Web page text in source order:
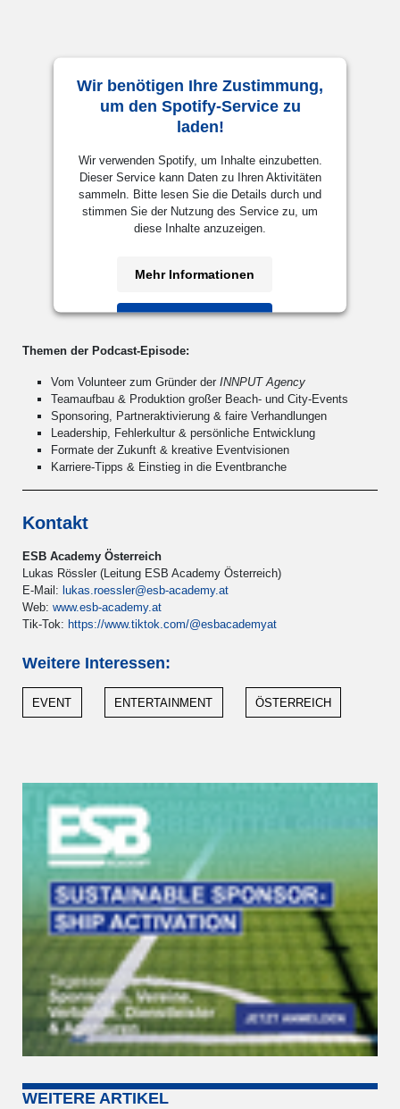
Wir benötigen Ihre Zustimmung,
um den Spotify-Service zu
laden!
Wir verwenden Spotify, um Inhalte einzubetten.
Dieser Service kann Daten zu Ihren Aktivitäten
sammeln. Bitte lesen Sie die Details durch und
stimmen Sie der Nutzung des Service zu, um
diese Inhalte anzuzeigen.
Mehr Informationen
Akzeptieren
powered byUsercentrics Consent
Themen der Podcast-Episode:
Vom Volunteer zum Gründer der INNPUT Agency
Teamaufbau & Produktion großer Beach- und City-Events
Sponsoring, Partneraktivierung & faire Verhandlungen
Leadership, Fehlerkultur & persönliche Entwicklung
Formate der Zukunft & kreative Eventvisionen
Karriere-Tipps & Einstieg in die Eventbranche
Kontakt
ESB Academy Österreich
Lukas Rössler (Leitung ESB Academy Österreich)
E-Mail: lukas.roessler@esb-academy.at
Web: www.esb-academy.at
Tik-Tok: https://www.tiktok.com/@esbacademyat
Weitere Interessen:
EVENT ENTERTAINMENT ÖSTERREICH
WEITERE ARTIKEL